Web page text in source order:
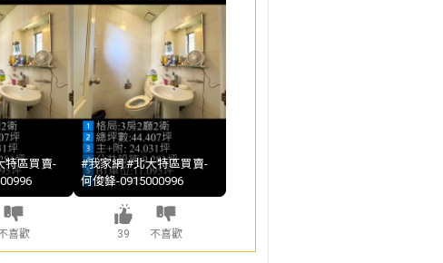
特區買賣-
喜歡
#我家網 #北大特區買賣-
何俊鋒-0915000996
39 不喜歡